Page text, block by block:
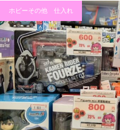
ホビーその他 仕入れ